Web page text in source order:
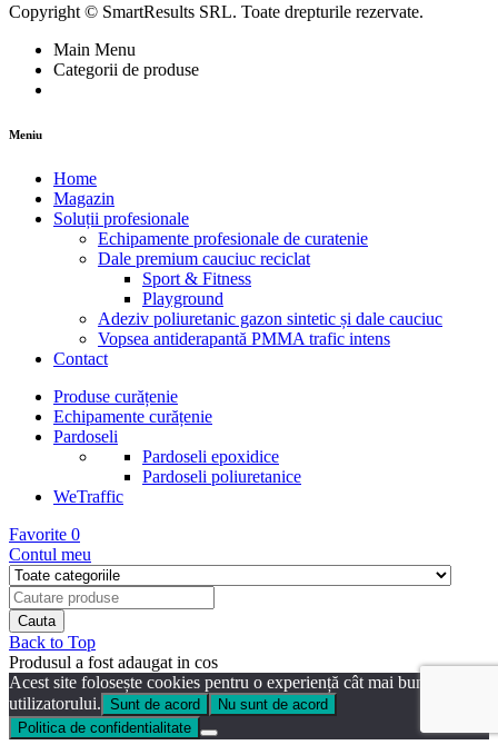
Copyright © SmartResults SRL. Toate drepturile rezervate.
Main Menu
Categorii de produse
Meniu
Home
Magazin
Soluții profesionale
Echipamente profesionale de curatenie
Dale premium cauciuc reciclat
Sport & Fitness
Playground
Adeziv poliuretanic gazon sintetic și dale cauciuc
Vopsea antiderapantă PMMA trafic intens
Contact
Produse curățenie
Echipamente curățenie
Pardoseli
Pardoseli epoxidice
Pardoseli poliuretanice
WeTraffic
Favorite 0
Contul meu
Back to Top
Produsul a fost adaugat in cos
Acest site folosește cookies pentru o experiență cât mai bună a
utilizatorului. Sunt de acord
Nu sunt de acord
Politica de confidentialitate